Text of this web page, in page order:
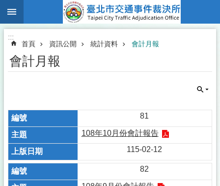
跳到主要內容區塊
:::
首頁 資訊公開 統計資料 會計月報
會計月報
81
108年10月份會計報告
115-02-12
82